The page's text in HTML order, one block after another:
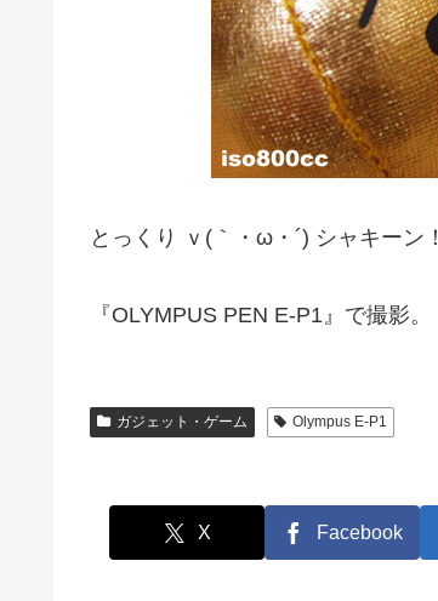
とっくり ｖ(｀・ω・´) シャキーン！
『OLYMPUS PEN E-P1』で撮影。
ガジェット・ゲーム Olympus E-P1
X Facebook